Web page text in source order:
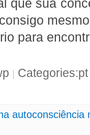
para